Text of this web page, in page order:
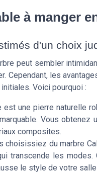
à manger
d'un choix
peut sembler
Cependant, les
Voici pourquoi :
est une pierre naturelle
Vous
composites.
choisissiez du marbre
transcende les
le style de votre salle